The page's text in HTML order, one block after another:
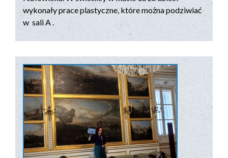
wykonały prace plastyczne, które można podziwiać
w sali A .